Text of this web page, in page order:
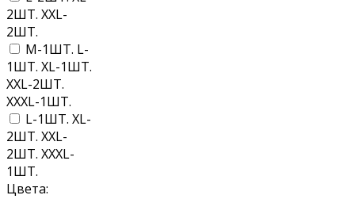
2ШТ. XXL-
2ШТ.
M-1ШТ. L-
1ШТ. XL-1ШТ.
XXL-2ШТ.
XXXL-1ШТ.
L-1ШТ. XL-
2ШТ. XXL-
2ШТ. XXXL-
1ШТ.
Цвета: